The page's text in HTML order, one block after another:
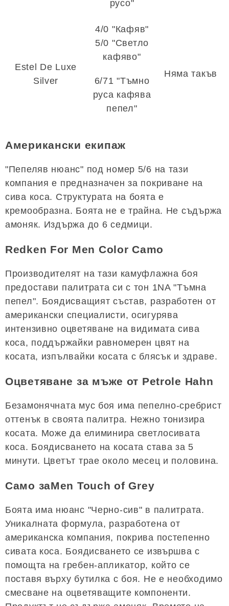
русо"
Estel De Luxe
Silver
4/0 "Кафяв"
5/0 "Светло
кафяво"
6/71 "Тъмно
руса кафява
пепел"
Няма такъв
Американски екипаж
"Пепеляв нюанс" под номер 5/6 на тази
компания е предназначен за покриване на
сива коса. Структурата на боята е
кремообразна. Боята не е трайна. Не съдържа
амоняк. Издържа до 6 седмици.
Redken For Men Color Camo
Производителят на тази камуфлажна боя
предостави палитрата си с тон 1NA "Тъмна
пепел". Боядисващият състав, разработен от
американски специалисти, осигурява
интензивно оцветяване на видимата сива
коса, поддържайки равномерен цвят на
косата, изпълвайки косата с блясък и здраве.
Оцветяване за мъже от Petrole Hahn
Безамонячната мус боя има пепелно-сребрист
оттенък в своята палитра. Нежно тонизира
косата. Може да елиминира светлосивата
коса. Боядисването на косата става за 5
минути. Цветът трае около месец и половина.
Само заMen Touch of Grey
Боята има нюанс "Черно-сив" в палитрата.
Уникалната формула, разработена от
американска компания, покрива постепенно
сивата коса. Боядисването се извършва с
помощта на гребен-апликатор, който се
поставя върху бутилка с боя. Не е необходимо
смесване на оцветяващите компоненти.